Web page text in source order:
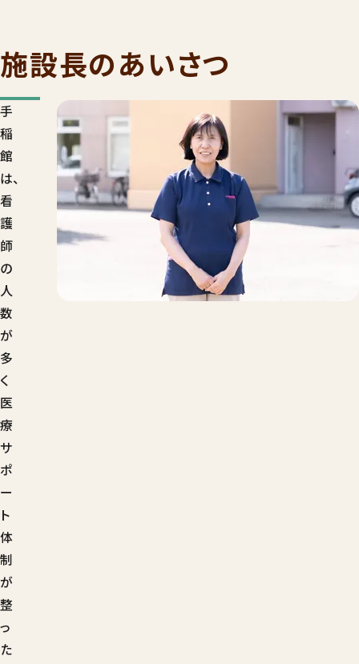
施設長のあいさつ
手
稲
館
は、
看
護
師
の
人
数
が
多
く
医
療
サ
ポ
ー
ト
体
制
が
整
っ
た